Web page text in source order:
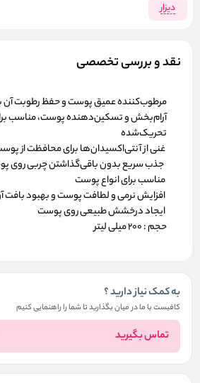
نقد و بررسی تخصصی
مرطوب‌کننده عمیقپوست و حفظ رطوبت آن
آرام‌بخش و تسکین‌دهندهپوست، مناسب
تحریک‌شده
غنی ازآنتی‌اکسیدان‌هابرای محافظت از
جذب سریعبدون باقی‌گذاشتن چربی روی
مناسب برای انواع پوست
افزایشنرمی و لطافت پوستو بهبود بافت
ایجاددرخشش طبیعیروی پوست
حجم : 200 میلی لیتر
به کمک نیاز دارید ؟
کافیست با ما در میان بگذارید تا شما را راهنمایی کنیم
تماس بگیرید
دیزار